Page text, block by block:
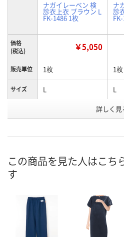
ナガイレーベン 検
診衣上衣 ブラウン L
FK-1486 1枚
ナ
診
価格
(税込)
￥5,050
販売単位 1枚 1枚
サイズ L L
ベ
号
お届け日
数量
カゴへ
詳しく見
この商品を見た人はこち
す